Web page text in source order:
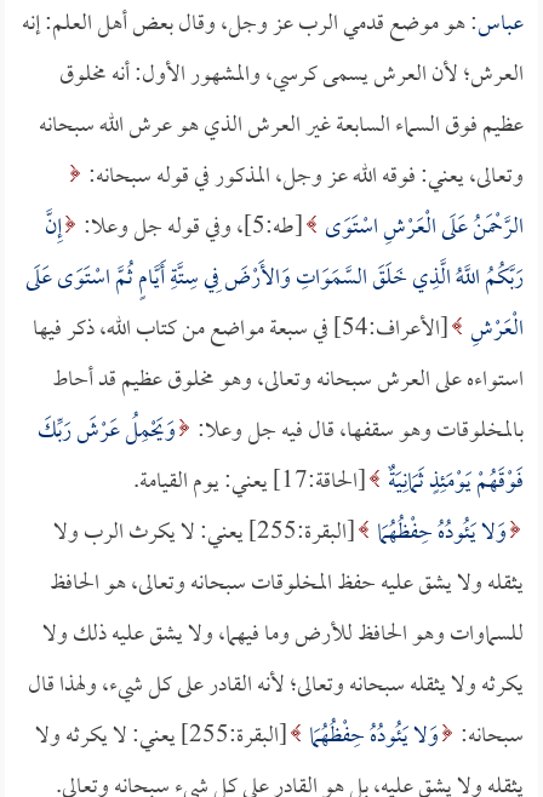
عباس: هو موضع قدمي الرب عز وجل، وقال بعض أهل العلم: إنه
العرش؛ لأن العرش يسمى كرسي، والمشهور الأول: أنه مخلوق
عظيم فوق السماء السابعة غير العرش الذي هو عرش الله سبحانه
وتعالى، يعني: فوقه الله عز وجل، المذكور في قوله سبحانه:
الرَّحْمَنُ عَلَى الْعَرْشِ اسْتَوَى [طه:5]، وفي قوله جل وعلا:
إِنَّ
رَبَّكُمُ اللَّهُ الَّذِي خَلَقَ السَّمَوَاتِ وَالأَرْضَ فِي سِتَّةِ أَيَّامٍ ثُمَّ اسْتَوَى عَلَى
الْعَرْشِ
[الأعراف:54] في سبعة مواضع من كتاب الله، ذكر فيها
استواءه على العرش سبحانه وتعالى، وهو مخلوق عظيم قد أحاط
بالمخلوقات وهو سقفها، قال فيه جل وعلا: وَيَحْمِلُ عَرْشَ رَبِّكَ
فَوْقَهُمْ يَوْمَئِذٍ ثَمَانِيَةٌ [الحاقة:17] يعني: يوم القيامة.
وَلا يَئُودُهُ حِفْظُهُمَا
[البقرة:255] يعني: لا يكرث الرب ولا
يثقله ولا يشق عليه حفظ المخلوقات سبحانه وتعالى، هو الحافظ
للسماوات وهو الحافظ للأرض وما فيهما، ولا يشق عليه ذلك ولا
يكرثه ولا يثقله سبحانه وتعالى؛ لأنه القادر على كل شيء، ولهذا قال
سبحانه: وَلا يَئُودُهُ حِفْظُهُمَا
[البقرة:255] يعني: لا يكرثه ولا